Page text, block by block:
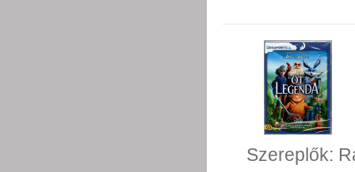
Szereplők: